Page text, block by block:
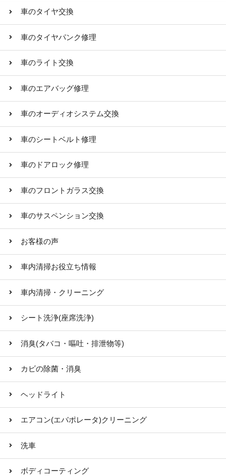
車のタイヤ交換
車のタイヤパンク修理
車のライト交換
車のエアバッグ修理
車のオーディオシステム交換
車のシートベルト修理
車のドアロック修理
車のフロントガラス交換
車のサスペンション交換
お客様の声
車内清掃お役立ち情報
車内清掃・クリーニング
シート洗浄(座席洗浄)
消臭(タバコ・嘔吐・排泄物等)
カビの除菌・消臭
ヘッドライト
エアコン(エバポレータ)クリーニング
洗車
ボディコーティング